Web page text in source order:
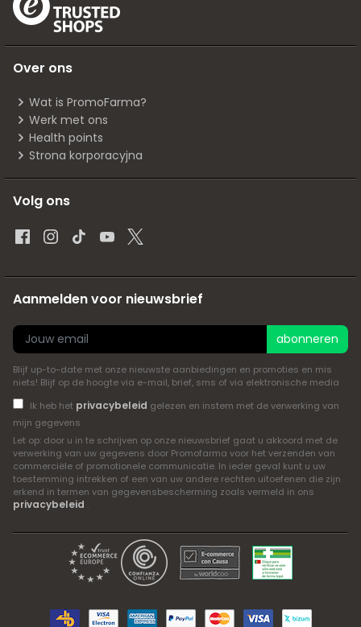
Over ons
Wat is PromoFarma?
Werk met ons
Health points
Strona korporacyjna
Volg ons
Aanmelden voor nieuwsbrief
abonneren
Blijf up-to-date met onze nieuwste aanbiedingen en promoties en mis
niets! Blijf op de hoogte via e-mail, brief, sms of via elektronische media
Ik heb het privacybeleid gelezen en instem met de verwerking van
mijn gegevens
Let op: door u in te schrijven op onze nieuwsbrief gaat u akkoord met de
verwerking van uw gegevens door Promofarma voor het verzenden van
commerciële of promotionele communicatie. In ieder geval kunt u uw
toestemming intrekken of een van uw andere rechten uitoefenen die zijn
erkend in termen van gegevensbescherming zoals vermeld in ons
privacybeleid .